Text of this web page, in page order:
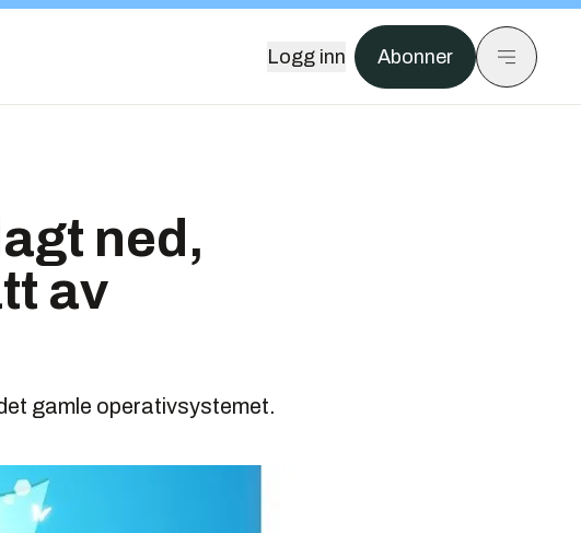
Logg inn Abonner
ned,
av
gamle operativsystemet.